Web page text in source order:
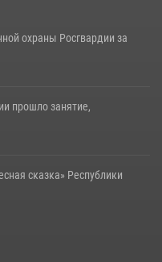
охраны Росгвардии за
прошло занятие,
сказка» Республики